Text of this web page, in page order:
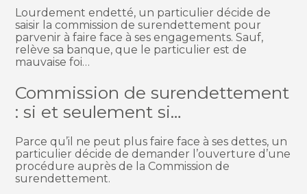
Lourdement endetté, un particulier décide de
saisir la commission de surendettement pour
parvenir à faire face à ses engagements. Sauf,
relève sa banque, que le particulier est de
mauvaise foi…
Commission de surendettement
: si et seulement si…
Parce qu’il ne peut plus faire face à ses dettes, un
particulier décide de demander l’ouverture d’une
procédure auprès de la Commission de
surendettement.